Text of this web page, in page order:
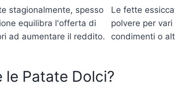
stagionalmente, spesso
equilibra l'offerta di
ad aumentare il reddito.
Le fette
polvere per
condimenti o
le Patate Dolci?